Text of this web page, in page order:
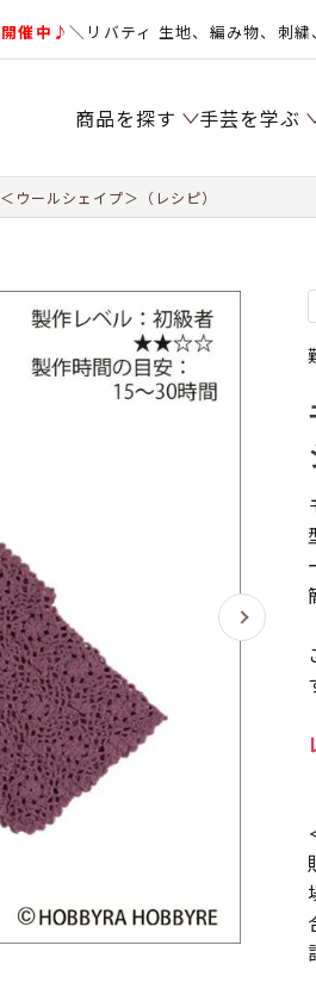
開催中♪＼リバティ 生地、編み物、刺繍
商品を探す 手芸を学ぶ
ウールシェイプ＞（レシピ）